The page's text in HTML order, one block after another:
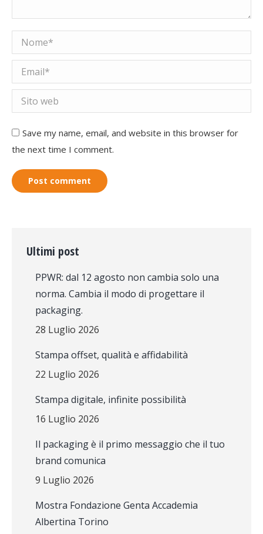
Nome *
Email *
Sito web
Save my name, email, and website in this browser for
the next time I comment.
Post comment
Ultimi post
PPWR: dal 12 agosto non cambia solo una
norma. Cambia il modo di progettare il
packaging.
28 Luglio 2026
Stampa offset, qualità e affidabilità
22 Luglio 2026
Stampa digitale, infinite possibilità
16 Luglio 2026
Il packaging è il primo messaggio che il tuo
brand comunica
9 Luglio 2026
Mostra Fondazione Genta Accademia
Albertina Torino